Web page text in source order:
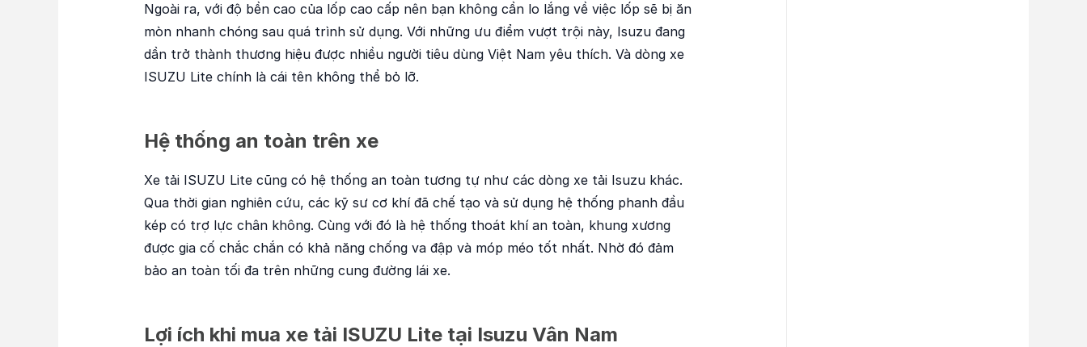
Ngoài ra, với độ bền cao của lốp cao cấp nên bạn không cần lo lắng về việc lốp sẽ bị ăn
mòn nhanh chóng sau quá trình sử dụng. Với những ưu điểm vượt trội này, Isuzu đang
dần trở thành thương hiệu được nhiều người tiêu dùng Việt Nam yêu thích. Và dòng xe
ISUZU Lite chính là cái tên không thể bỏ lỡ.
Hệ thống an toàn trên xe
Xe tải ISUZU Lite cũng có hệ thống an toàn tương tự như các dòng xe tải Isuzu khác.
Qua thời gian nghiên cứu, các kỹ sư cơ khí đã chế tạo và sử dụng hệ thống phanh đầu
kép có trợ lực chân không. Cùng với đó là hệ thống thoát khí an toàn, khung xương
được gia cố chắc chắn có khả năng chống va đập và móp méo tốt nhất. Nhờ đó đảm
bảo an toàn tối đa trên những cung đường lái xe.
Lợi ích khi mua xe tải ISUZU Lite tại Isuzu Vân Nam